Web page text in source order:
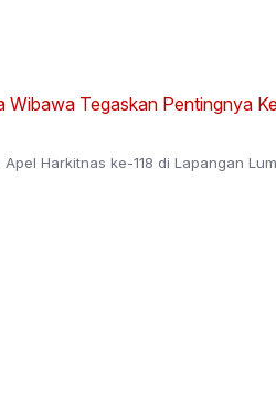
Harkitnas ke-118 di Lapangan